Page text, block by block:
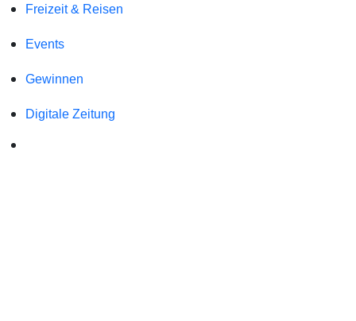
Freizeit & Reisen
Events
Gewinnen
Digitale Zeitung